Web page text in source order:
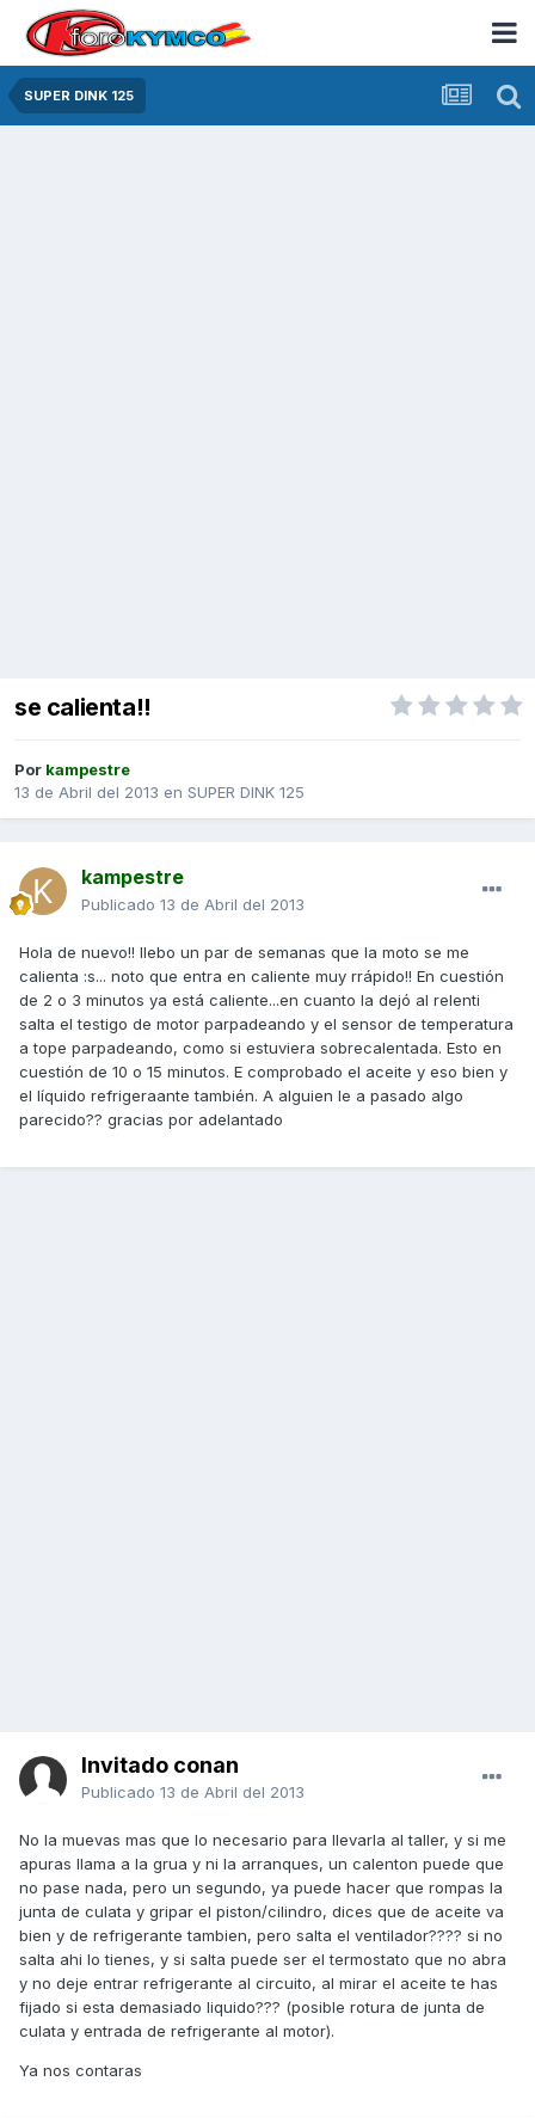
SUPER DINK 125
se calienta!!
Por kampestre
13 de Abril del 2013 en SUPER DINK 125
kampestre
Publicado 13 de Abril del 2013
Hola de nuevo!! llebo un par de semanas que la moto se me
calienta :s... noto que entra en caliente muy rrápido!! En cuestión
de 2 o 3 minutos ya está caliente...en cuanto la dejó al relenti
salta el testigo de motor parpadeando y el sensor de temperatura
a tope parpadeando, como si estuviera sobrecalentada. Esto en
cuestión de 10 o 15 minutos. E comprobado el aceite y eso bien y
el líquido refrigeraante también. A alguien le a pasado algo
parecido?? gracias por adelantado
Invitado conan
Publicado 13 de Abril del 2013
No la muevas mas que lo necesario para llevarla al taller, y si me
apuras llama a la grua y ni la arranques, un calenton puede que
no pase nada, pero un segundo, ya puede hacer que rompas la
junta de culata y gripar el piston/cilindro, dices que de aceite va
bien y de refrigerante tambien, pero salta el ventilador???? si no
salta ahi lo tienes, y si salta puede ser el termostato que no abra
y no deje entrar refrigerante al circuito, al mirar el aceite te has
fijado si esta demasiado liquido??? (posible rotura de junta de
culata y entrada de refrigerante al motor).
Ya nos contaras